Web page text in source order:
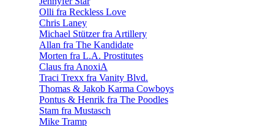
Olli fra Reckless Love
Chris Laney
Michael Stützer fra Artillery
Allan fra The Kandidate
Morten fra L.A. Prostitutes
Claus fra AnoxiA
Traci Trexx fra Vanity Blvd.
Thomas & Jakob Karma Cowboys
Pontus & Henrik fra The Poodles
Stam fra Mustasch
Mike Tramp